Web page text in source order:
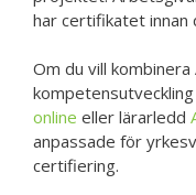
har certifikatet innan
Om du vill
online eller lärarledd
anpassade för
certifiering.